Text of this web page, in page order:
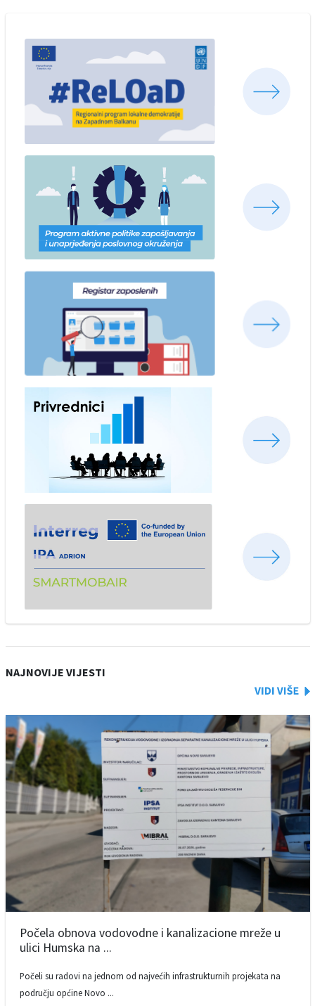
NAJNOVIJE VIJESTI
Počela obnova vodovodne i kanalizacione mreže u
ulici Humska na ...
Počeli su radovi na jednom od najvećih infrastrukturnih projekata na
području općine Novo ...